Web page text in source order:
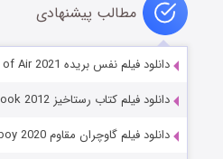
مطالب پیشنهادی
دانلود فیلم نفس بریده A Mouthful of Air 2021
دانلود فیلم کتاب رستاخیز Doomsday Book 2012
دانلود فیلم گاوچران مقاوم Concrete Cowboy 2020